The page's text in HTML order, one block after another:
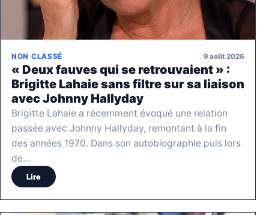
NON CLASSÉ 9 août 2026
« Deux fauves qui se retrouvaient » :
Brigitte Lahaie sans filtre sur sa liaison
avec Johnny Hallyday
Brigitte Lahaie a récemment évoqué une relation
passée avec Johnny Hallyday, remontant à la fin
des années 1970. Dans son autobiographie puis lors
de…
Lire